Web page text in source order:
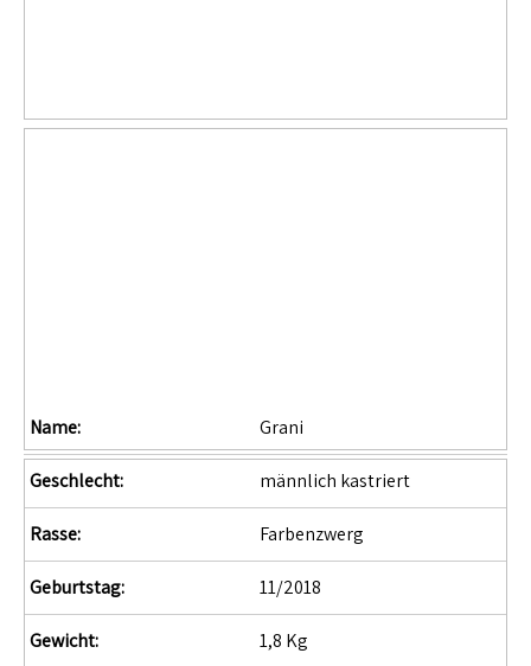
Name: Grani
Geschlecht: männlich kastriert
Rasse: Farbenzwerg
Geburtstag: 11/2018
Gewicht: 1,8 Kg